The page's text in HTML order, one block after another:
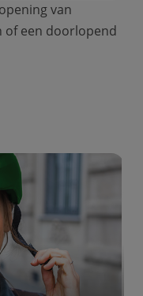
van
of een doorlopend